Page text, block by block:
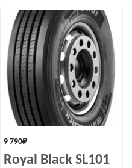
9 790₽
Royal Black SL101